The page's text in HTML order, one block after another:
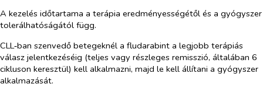
A kezelés időtartama a terápia eredményességétől és a gyógyszer
tolerálhatóságától függ.
CLL‑ban szenvedő betegeknél a fludarabint a legjobb terápiás
válasz jelentkezéséig (teljes vagy részleges remisszió, általában 6
cikluson keresztül) kell alkalmazni, majd le kell állítani a gyógyszer
alkalmazását.